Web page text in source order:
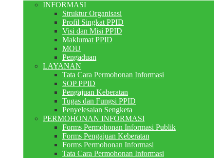
INFORMASI
Struktur Organisasi
Profil Singkat PPID
Visi dan Misi PPID
Maklumat PPID
MOU
Pengaduan
LAYANAN
Tata Cara Permohonan Informasi
SOP PPID
Pengajuan Keberatan
Tugas dan Fungsi PPID
Penyelesaian Sengketa
PERMOHONAN INFORMASI
Forms Permohonan Informasi Publik
Forms Pengajuan Keberatan
Forms Permohonan Informasi
Tata Cara Permohonan Informasi